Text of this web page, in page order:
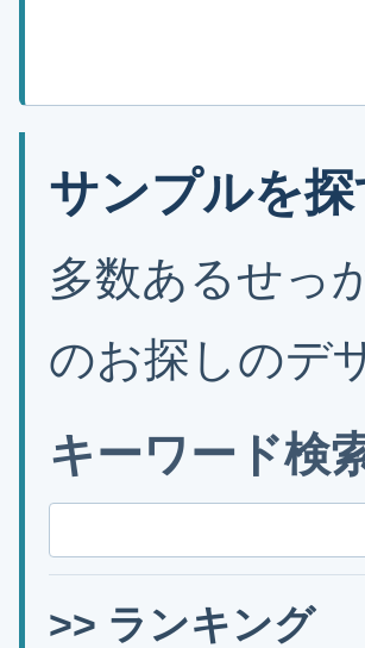
サンプルを探
多数あるせっ
のお探しのデ
キーワード検
>> ランキング